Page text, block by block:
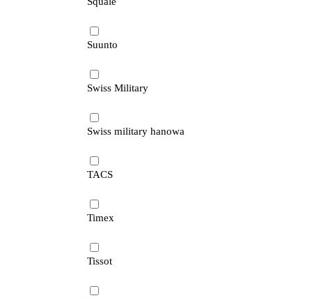
Suunto
Swiss Military
Swiss military hanowa
TACS
Timex
Tissot